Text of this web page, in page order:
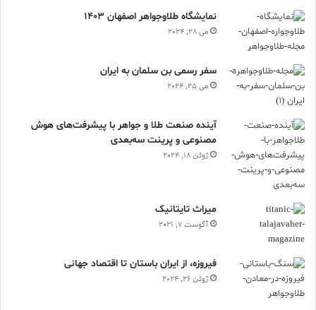
نمایشگاه طلاوجواهر اصفهان 1403
می 28, 2024
سفر رسمی بن سلمان به ایران
می 25, 2024
آینده صنعت طلا و جواهر با پیشرفت‌های هوش
مصنوعی و پرینت سه‌بعدی
ژوئن 18, 2024
ميراث تايتانيک
آگوست 7, 2021
فیروزه، از ایران باستان تا اقتصاد جهانی
ژوئن 26, 2024